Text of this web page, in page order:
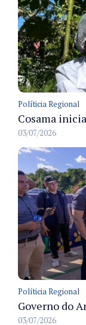
Políticia Regional
03/07/2026
Políticia Regional
03/07/2026